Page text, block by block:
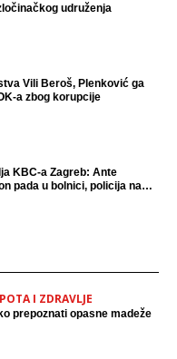
udruženja
Vili Beroš, Plenković ga
a zbog korupcije
KBC-a Zagreb: Ante
pada u bolnici, policija na
I ZDRAVLJE
prepoznati opasne madeže